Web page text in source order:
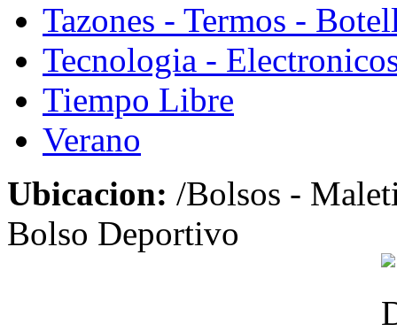
Tazones - Termos -
Tecnologia -
Tiempo Libre
Verano
Ubicacion: /Bolsos -
Bolso Deportivo